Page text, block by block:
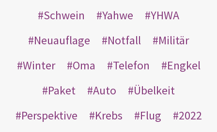
Schwein
Yahwe
YHWA
Neuauflage
Notfall
Militär
Winter
Oma Telefon
Engkel
Paket
Auto
Übelkeit
Perspektive
Krebs Flug
2022